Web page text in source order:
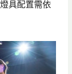
具配置需依